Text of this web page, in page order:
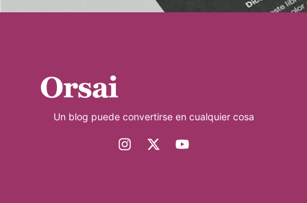
Un blog puede convertirse en cualquier cosa